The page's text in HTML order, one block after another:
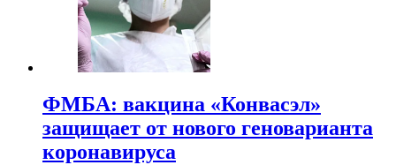
ФМБА: вакцина «Конвасэл»
защищает от нового геноварианта
коронавируса